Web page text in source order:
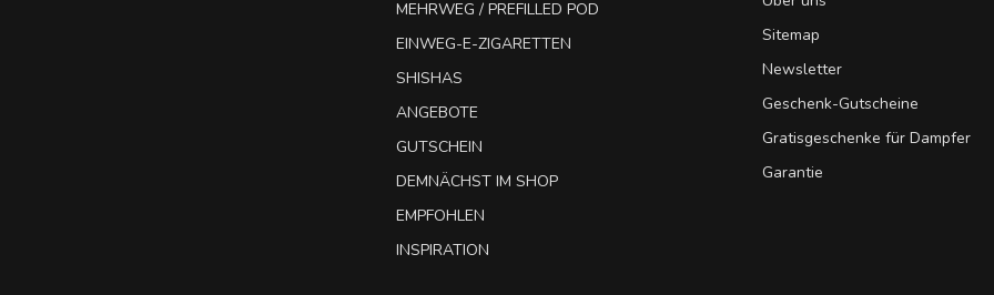
MEHRWEG / PREFILLED POD
EINWEG-E-ZIGARETTEN
SHISHAS
ANGEBOTE
GUTSCHEIN
DEMNÄCHST IM SHOP
EMPFOHLEN
INSPIRATION
Sitemap
Newsletter
Geschenk-Gutscheine
Gratisgeschenke für Dampfer
Garantie